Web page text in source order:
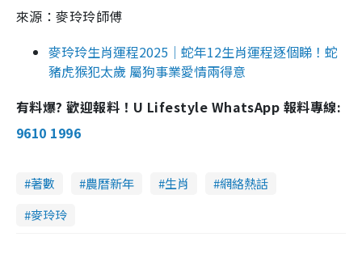
來源：麥玲玲師傅
麥玲玲生肖運程2025｜蛇年12生肖運程逐個睇！蛇
豬虎猴犯太歲 屬狗事業愛情兩得意
有料爆? 歡迎報料！U Lifestyle WhatsApp 報料專線:
9610 1996
著數 農曆新年 生肖
網絡熱話
麥玲玲